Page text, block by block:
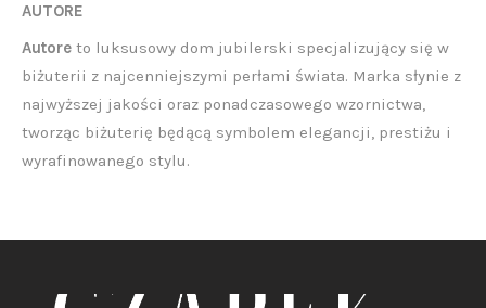
AUTORE
Autore to luksusowy dom jubilerski specjalizujący się w
biżuterii z najcenniejszymi perłami świata. Marka słynie z
najwyższej jakości oraz ponadczasowego wzornictwa,
tworząc biżuterię będącą symbolem elegancji, prestiżu i
wyrafinowanego stylu.